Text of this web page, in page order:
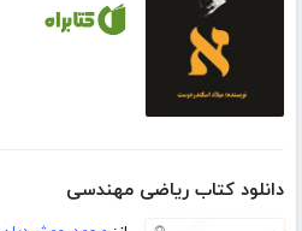
دانلود کتاب ریاضی مهندسی